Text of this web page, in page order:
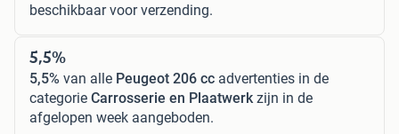
beschikbaar voor verzending.
5,5%
5,5% van alle Peugeot 206 cc advertenties in de
categorie Carrosserie en Plaatwerk zijn in de
afgelopen week aangeboden.